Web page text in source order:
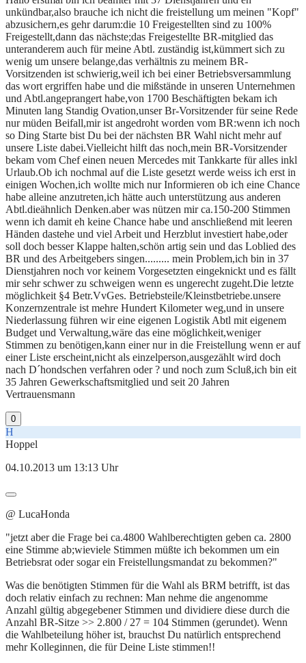
unkündbar,also brauche ich nicht die freistellung um meinen "Kopf"
abzusichern,es gehr darum:die 10 Freigestellten sind zu 100%
Freigestellt,dann das nächste;das Freigestellte BR-mitglied das
unteranderem auch für meine Abtl. zuständig ist,kümmert sich zu
wenig um unsere belange,das verhältnis zu meinem BR-
Vorsitzenden ist schwierig,weil ich bei einer Betriebsversammlung
das wort ergriffen habe und die mißstände in unseren Unternehmen
und Abtl.angeprangert habe,von 1700 Beschäftigten bekam ich
Minuten lang Standig Ovation,unser Br-Vorsitzender für seine Rede
nur müden Beifall,mir ist angedroht worden vom BR:wenn ich noch
so Ding Starte bist Du bei der nächsten BR Wahl nicht mehr auf
unsere Liste dabei.Vielleicht hilft das noch,mein BR-Vorsitzender
bekam vom Chef einen neuen Mercedes mit Tankkarte für alles inkl
Urlaub.Ob ich nochmal auf die Liste gesetzt werde weiss ich erst in
einigen Wochen,ich wollte mich nur Informieren ob ich eine Chance
habe alleine anzutreten,ich hätte auch unterstützung aus anderen
Abtl.dieähnlich Denken.aber was nützen mir ca.150-200 Stimmen
wenn ich damit eh keine Chance habe und anschließend mit leeren
Händen dastehe und viel Arbeit und Herzblut investiert habe,oder
soll doch besser Klappe halten,schön artig sein und das Loblied des
BR und des Arbeitgebers singen......... mein Problem,ich bin in 37
Dienstjahren noch vor keinem Vorgesetzten eingeknickt und es fällt
mir sehr schwer zu schweigen wenn es ungerecht zugeht.Die letzte
möglichkeit §4 Betr.VvGes. Betriebsteile/Kleinstbetriebe.unsere
Konzernzentrale ist mehre Hundert Kilometer weg,und in unsere
Niederlassung führen wir eine eigenen Logistik Abtl mit eigenem
Budget und Verwaltung,wäre das eine möglichkeit,weniger
Stimmen zu benötigen,kann einer nur in die Freistellung wenn er auf
einer Liste erscheint,nicht als einzelperson,ausgezählt wird doch
nach D´hondschen verfahren oder ? und noch zum Scluß,ich bin eit
35 Jahren Gewerkschaftsmitglied und seit 20 Jahren
Vertrauensmann
0
H
Hoppel
04.10.2013 um 13:13 Uhr
@ LucaHonda
"jetzt aber die Frage bei ca.4800 Wahlberechtigten geben ca. 2800
eine Stimme ab;wieviele Stimmen müßte ich bekommen um ein
Betriebsrat oder sogar ein Freistellungsmandat zu bekommen?"
Was die benötigten Stimmen für die Wahl als BRM betrifft, ist das
doch relativ einfach zu rechnen: Man nehme die angenomme
Anzahl gültig abgegebener Stimmen und dividiere diese durch die
Anzahl BR-Sitze >> 2.800 / 27 = 104 Stimmen (gerundet). Wenn
die Wahlbeteilung höher ist, brauchst Du natürlich entsprechend
mehr Kolleginnen, die für Deine Liste stimmen!!